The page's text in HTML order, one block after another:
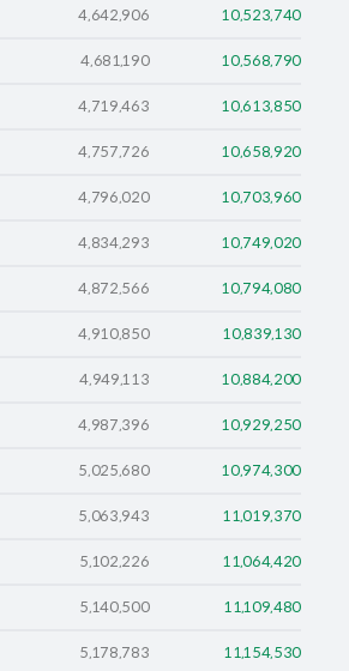
4,642,906 10,523,740
4,681,190 10,568,790
4,719,463 10,613,850
4,757,726 10,658,920
4,796,020 10,703,960
4,834,293 10,749,020
4,872,566 10,794,080
4,910,850 10,839,130
4,949,113 10,884,200
4,987,396 10,929,250
5,025,680 10,974,300
5,063,943 11,019,370
5,102,226 11,064,420
5,140,500 11,109,480
5,178,783 11,154,530